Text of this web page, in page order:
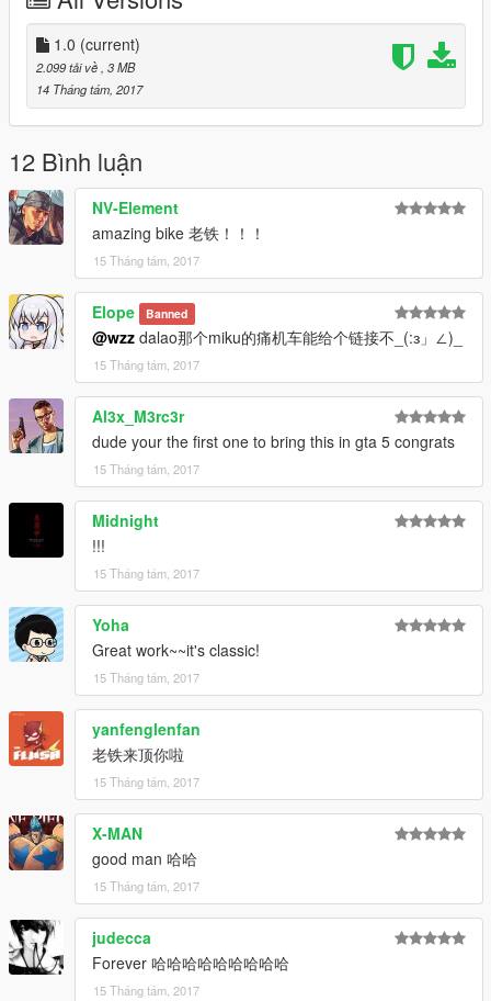
将里面的dlclist.xml拖出来，备份一份。
2.使用文本编辑软件，譬如notepad++，打开dlclist.xml，在末尾
加入此行代码:dlcpacks:\yj28\
保存退出。
3.将你修改好的dlclist.xml放回刚才的路径，替换掉原本的。
4.接下来进入此路径：GTA5\update\x64\dlcpacks\将yj28文件夹
放入dlcpacks文件夹下面。
5.恭喜，安装完成。进入游戏后，使用krise trainer，输
入“yj28”可以刷出此车。
祝大家玩得愉快
新疆车神wzz制作
2017年8月14日
1.0 (current)
2.099 tải về , 3 MB
14 Tháng tám, 2017
12 Bình luận
NV-Element
amazing bike 老铁！！！
15 Tháng tám, 2017
Elope Banned
@wzz dalao那个miku的痛机车能给个链接不_(:з」∠)_
15 Tháng tám, 2017
Al3x_M3rc3r
dude your the first one to bring this in gta 5 congrats
15 Tháng tám, 2017
Midnight
!!!
15 Tháng tám, 2017
Yoha
Great work~~it's classic!
15 Tháng tám, 2017
yanfenglenfan
老铁来顶你啦
15 Tháng tám, 2017
X-MAN
good man 哈哈
15 Tháng tám, 2017
judecca
Forever 哈哈哈哈哈哈哈哈哈
15 Tháng tám, 2017